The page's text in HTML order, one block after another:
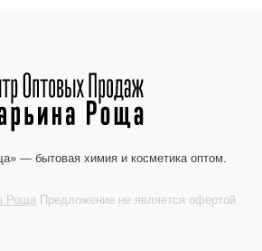
— бытовая химия и косметика оптом.
Роща Предложение не является офертой